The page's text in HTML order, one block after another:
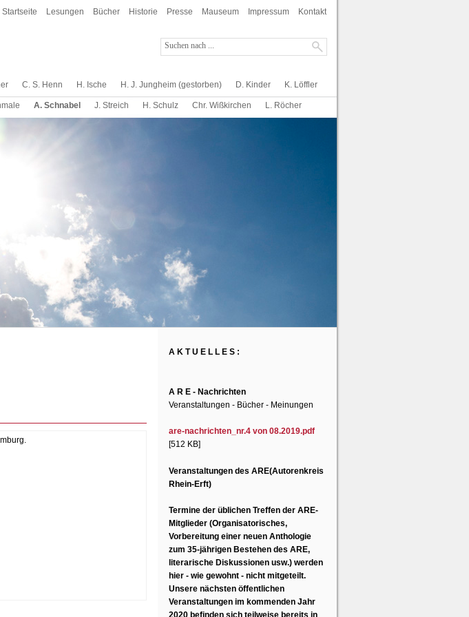
Startseite Lesungen Bücher Historie Presse Mauseum Impressum Kontakt
C. S. Henn H. Ische H. J. Jungheim (gestorben) D. Kinder K. Löffler
A. Schnabel J. Streich H. Schulz Chr. Wißkirchen L. Röcher
A K T U E L L E S :
A R E - Nachrichten
Veranstaltungen - Bücher - Meinungen
are-nachrichten_nr.4 von 08.2019.pdf
[512 KB]
Veranstaltungen des ARE(Autorenkreis
Rhein-Erft)
Termine der üblichen Treffen der ARE-
Mitglieder (Organisatorisches,
Vorbereitung einer neuen Anthologie
zum 35-jährigen Bestehen des ARE,
literarische Diskussionen usw.) werden
hier - wie gewohnt - nicht mitgeteilt.
Unsere nächsten öffentlichen
Veranstaltungen im kommenden Jahr
2020 befinden sich teilweise bereits in